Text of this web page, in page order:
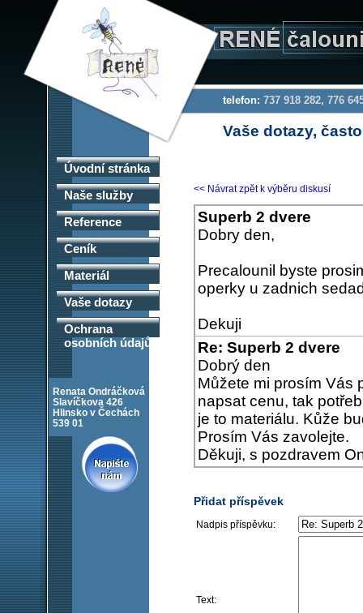
telefon: 737 918 282, 776
Vaše dotazy,
Úvodní stránka
Naše služby
Reference
Ceník
Materiál
Vaše dotazy
Ochrana
osobních údajů
Renata Ondráčková
Slavíčkova 426
Hlinsko v Čechách
539 01
<< Návrat zpět k výběru diskusí
Superb 2 dvere
Dobry den,
Precalounil byste
operky u zadnich
Dekuji
Re: Superb 2 dvere
Dobrý den
Můžete mi prosím Vás
napsat cenu, tak
je to materiálu. Kůže
Prosím Vás zavolejte.
Děkuji, s pozdravem
Přidat příspěvek
Nadpis příspěvku:
Text: